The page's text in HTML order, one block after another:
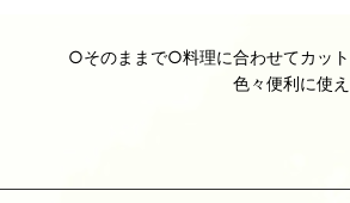
○そのままで○料理に合わせてカッ
色々便利に使